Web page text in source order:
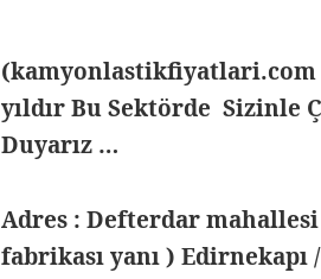
(kamyonlastikfiyatlari.com )
yıldır Bu Sektörde Sizinle
Duyarız …
Adres : Defterdar
fabrikası yanı ) Edirnekapı